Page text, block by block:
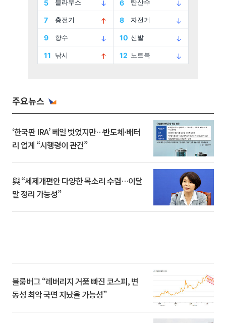
주요뉴스
‘한국판 IRA’ 베일 벗었지만…반도체·배터
리 업계 “시행령이 관건”
與 “세제개편안 다양한 목소리 수렴…이달
말 정리 가능성”
블룸버그 “레버리지 거품 빠진 코스피, 변
동성 최악 국면 지났을 가능성”